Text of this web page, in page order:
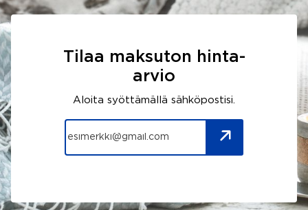
Tilaa maksuton hinta-
arvio
Aloita syöttämällä sähköpostisi.